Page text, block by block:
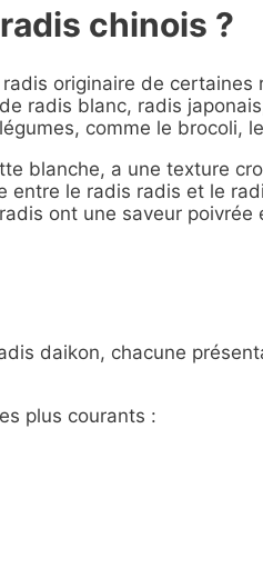
chinois ?
originaire de certaines
radis blanc, radis
comme le brocoli,
blanche, a une texture
entre le radis radis et le
ont une saveur
daikon, chacune
plus courants :